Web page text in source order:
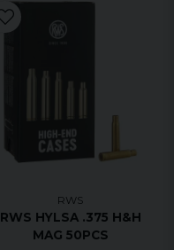
RWS
RWS HYLSA .375 H&H
MAG 50PCS